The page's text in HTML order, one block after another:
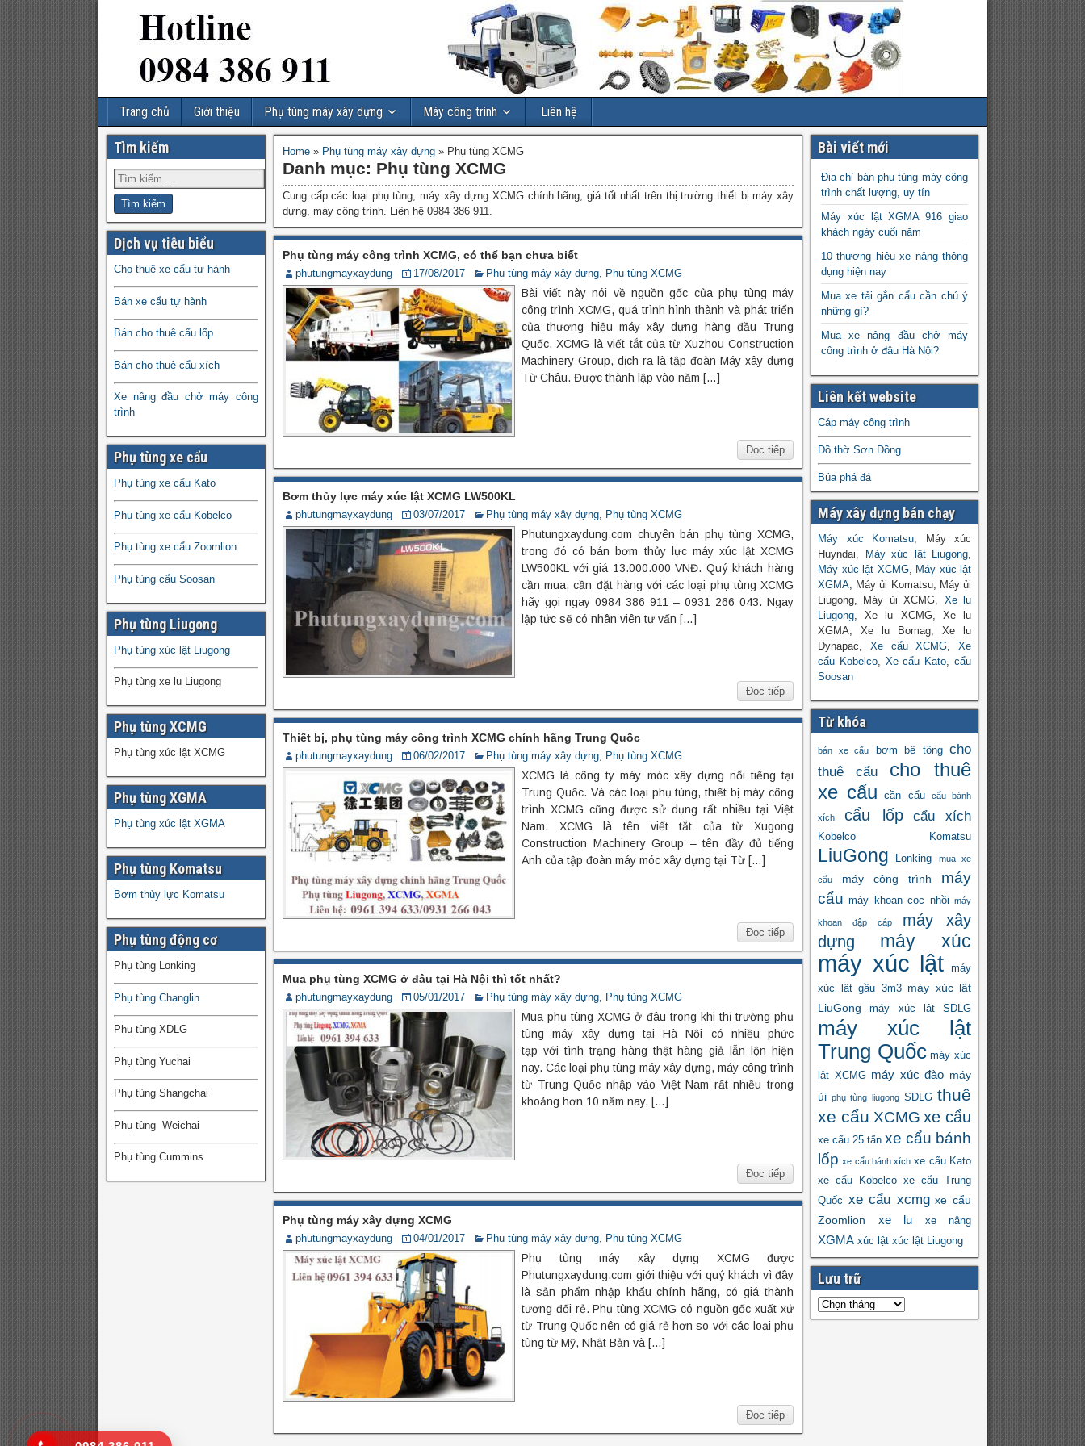
Trang chủ Giới thiệu Phụ tùng máy xây dựng Máy công trình Liên hệ
Home » Phụ tùng máy xây dựng » Phụ tùng XCMG
Danh mục: Phụ tùng XCMG
Cung cấp các loại phụ tùng, máy xây dựng XCMG chính hãng, giá tốt nhất trên thị trường thiết bị máy xây
dựng, máy công trình. Liên hệ 0984 386 911.
Phụ tùng máy công trình XCMG, có thể bạn chưa biết
phutungmayxaydung 17/08/2017 Phụ tùng máy xây dựng, Phụ tùng XCMG
Bài viết này nói về nguồn gốc của phụ tùng máy
công trình XCMG, quá trình hình thành và phát triển
của thương hiệu máy xây dựng hàng đầu Trung
Quốc. XCMG là viết tắt của từ Xuzhou Construction
Machinery Group, dịch ra là tập đoàn Máy xây dựng
Từ Châu. Được thành lập vào năm […]
Đọc tiếp
Bơm thủy lực máy xúc lật XCMG LW500KL
phutungmayxaydung 03/07/2017 Phụ tùng máy xây dựng, Phụ tùng XCMG
Phutungxaydung.com chuyên bán phụ tùng XCMG,
trong đó có bán bơm thủy lực máy xúc lật XCMG
LW500KL với giá 13.000.000 VNĐ. Quý khách hàng
cần mua, cần đặt hàng với các loại phụ tùng XCMG
hãy gọi ngay 0984 386 911 – 0931 266 043. Ngay
lập tức sẽ có nhân viên tư vấn […]
Đọc tiếp
Thiết bị, phụ tùng máy công trình XCMG chính hãng Trung Quốc
phutungmayxaydung 06/02/2017 Phụ tùng máy xây dựng, Phụ tùng XCMG
XCMG là công ty máy móc xây dựng nổi tiếng tại
Trung Quốc. Và các loại phụ tùng, thiết bị máy công
trình XCMG cũng được sử dụng rất nhiều tại Việt
Nam. XCMG là tên viết tắt của từ Xugong
Construction Machinery Group – tên đầy đủ tiếng
Anh của tập đoàn máy móc xây dựng tại Từ […]
Đọc tiếp
Mua phụ tùng XCMG ở đâu tại Hà Nội thì tốt nhất?
phutungmayxaydung 05/01/2017 Phụ tùng máy xây dựng, Phụ tùng XCMG
Mua phụ tùng XCMG ở đâu trong khi thị trường phụ
tùng máy xây dựng tại Hà Nội có nhiều phức
tạp với tình trạng hàng thật hàng giả lẫn lộn hiện
nay. Các loại phụ tùng máy xây dựng, máy công trình
từ Trung Quốc nhập vào Việt Nam rất nhiều trong
khoảng hơn 10 năm nay, […]
Đọc tiếp
Phụ tùng máy xây dựng XCMG
phutungmayxaydung 04/01/2017 Phụ tùng máy xây dựng, Phụ tùng XCMG
Phụ tùng máy xây dựng XCMG được
Phutungxaydung.com giới thiệu với quý khách vì đây
là sản phẩm nhập khẩu chính hãng, có giá thành
tương đối rẻ. Phụ tùng XCMG có nguồn gốc xuất xứ
từ Trung Quốc nên có giá rẻ hơn so với các loại phụ
tùng từ Mỹ, Nhật Bản và […]
Đọc tiếp
Tìm kiếm
Dịch vụ tiêu biểu
Cho thuê xe cẩu tự hành
Bán xe cẩu tự hành
Bán cho thuê cẩu lốp
Bán cho thuê cẩu xích
Xe nâng đầu chở máy công
trình
Phụ tùng xe cẩu
Phụ tùng xe cẩu Kato
Phụ tùng xe cẩu Kobelco
Phụ tùng xe cẩu Zoomlion
Phụ tùng cẩu Soosan
Phụ tùng Liugong
Phụ tùng xúc lật Liugong
Phụ tùng xe lu Liugong
Phụ tùng XCMG
Phụ tùng xúc lật XCMG
Phụ tùng XGMA
Phụ tùng xúc lật XGMA
Phụ tùng Komatsu
Bơm thủy lực Komatsu
Phụ tùng động cơ
Phụ tùng Lonking
Phụ tùng Changlin
Phụ tùng XDLG
Phụ tùng Yuchai
Phụ tùng Shangchai
Phụ tùng Weichai
Phụ tùng Cummins
Bài viết mới
Địa chỉ bán phụ tùng máy công
trình chất lượng, uy tín
Máy xúc lật XGMA 916 giao
khách ngày cuối năm
10 thương hiệu xe nâng thông
dụng hiện nay
Mua xe tải gắn cẩu cần chú ý
những gì?
Mua xe nâng đầu chở máy
công trình ở đâu Hà Nội?
Liên kết website
Cáp máy công trình
Đồ thờ Sơn Đồng
Búa phá đá
Máy xây dựng bán chạy
Máy xúc Komatsu, Máy xúc
Huyndai,
Máy xúc lật Liugong,
Máy xúc lật XCMG, Máy xúc lật
XGMA, Máy ủi Komatsu, Máy ủi
Liugong, Máy ủi XCMG, Xe lu
Liugong, Xe lu XCMG, Xe lu
XGMA, Xe lu Bomag, Xe lu
Dynapac, Xe cẩu XCMG, Xe
cẩu Kobelco, Xe cẩu Kato,cẩu
Soosan
Từ khóa
bán xe cẩu bơm bê tông
cho
thuê cẩu
cho thuê
xe cẩu
cần cẩu cẩu bánh
xích cẩu lốp cẩu xích
Kobelco Komatsu
LiuGong Lonking mua xe
cẩu máy công trình
máy
cẩu máy khoan cọc nhồi máy
khoan đập cáp
máy xây
dựng
máy xúc
máy xúc lật
máy
xúc lật gầu 3m3
máy xúc lật
LiuGong
máy xúc lật SDLG
máy xúc lật
Trung Quốc máy xúc
lật XCMG máy xúc đào máy
ủi phụ tùng liugong SDLG thuê
xe cẩu XCMG xe cẩu
xe cẩu 25 tấn xe cẩu bánh
lốp xe cẩu bánh xích xe cẩu Kato
xe cẩu Kobelco xe cẩu Trung
Quốc xe cẩu xcmg xe cẩu
Zoomlion
xe lu xe nâng
XGMA xúc lật xúc lật Liugong
Lưu trữ